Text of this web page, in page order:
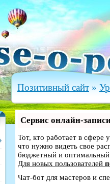
Позитивный сайт »
Сервис онлайн-
Тот, кто работает в сфере
что нужно видеть свое
бюджетный и
Для новых пользователей
Чат-бот для мастеров и